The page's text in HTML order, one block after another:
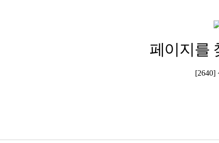
페이지를
[2640]